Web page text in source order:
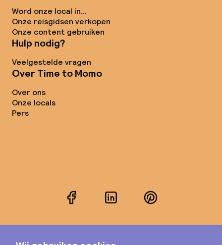
Word onze local in...
Onze reisgidsen verkopen
Onze content gebruiken
Hulp nodig?
Veelgestelde vragen
Over Time to Momo
Over ons
Onze locals
Pers
FacebookLinkedInPinterest
Instagram